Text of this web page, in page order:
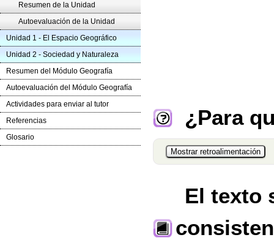
Resumen de la Unidad
Autoevaluación de la Unidad
Unidad 1 - El Espacio Geográfico
Unidad 2 - Sociedad y Naturaleza
Resumen del Módulo Geografía
Autoevaluación del Módulo Geografía
Actividades para enviar al tutor
Referencias
Glosario
¿Para
El texto